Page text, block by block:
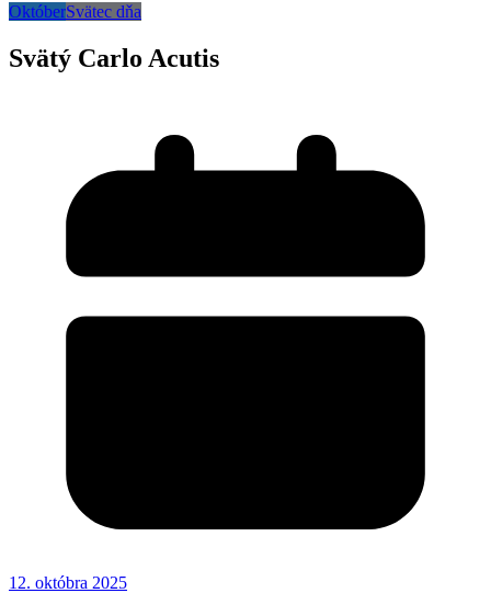
OktóberSvätec dňa
Svätý Carlo Acutis
12. októbra 2025